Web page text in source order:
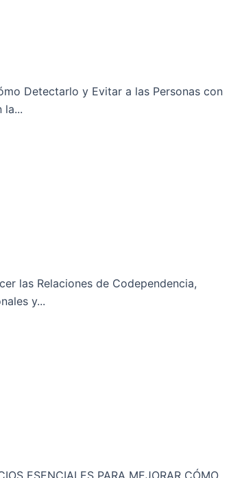
Detectarlo y Evitar a las Personas con
la...
las Relaciones de Codependencia,
y...
ESENCIALES PARA MEJORAR CÓMO